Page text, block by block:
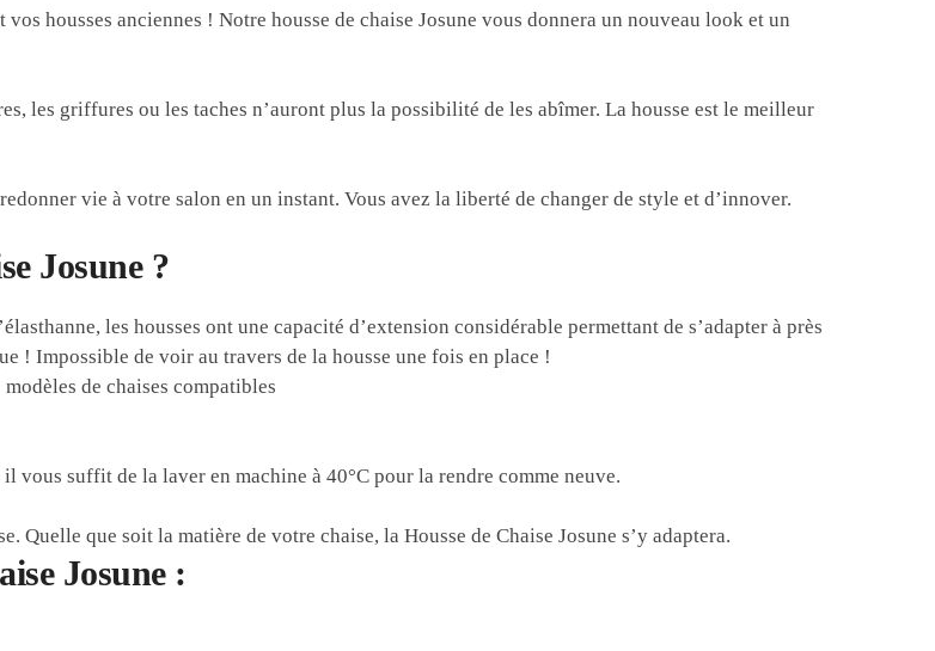
housses anciennes ! Notre housse de chaise Josune vous donnera un nouveau look et un
les griffures ou les taches n’auront plus la possibilité de les abîmer. La housse est le meilleur
vie à votre salon en un instant. Vous avez la liberté de changer de style et d’innover.
Josune ?
les housses ont une capacité d’extension considérable permettant de s’adapter à près
! Impossible de voir au travers de la housse une fois en place !
il vous suffit de la laver en machine à 40°C pour la rendre comme neuve.
Quelle que soit la matière de votre chaise, la Housse de Chaise Josune s’y adaptera.
Josune :